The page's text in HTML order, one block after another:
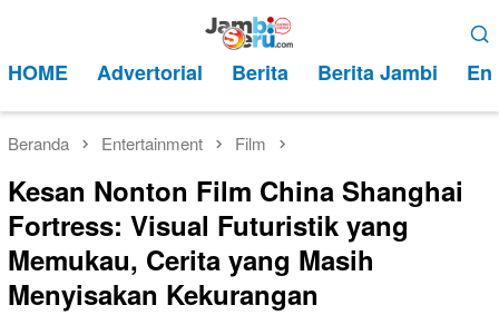
kontenMobile
HOME Advertorial Berita Berita Jambi
Beranda Entertainment Film
Kesan Nonton Film China Shanghai
Fortress: Visual Futuristik yang
Memukau, Cerita yang Masih
Menyisakan Kekurangan